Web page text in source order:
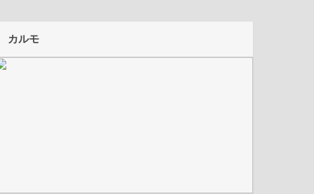
カルモ